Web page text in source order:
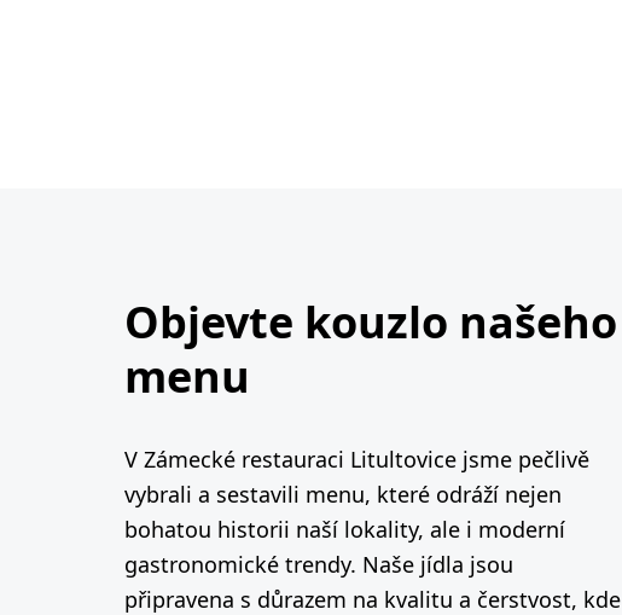
Objevte kouzlo našeho
menu
V Zámecké restauraci Litultovice jsme pečlivě
vybrali a sestavili menu, které odráží nejen
bohatou historii naší lokality, ale i moderní
gastronomické trendy. Naše jídla jsou
připravena s důrazem na kvalitu a čerstvost, kde